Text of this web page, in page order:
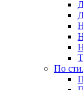
По